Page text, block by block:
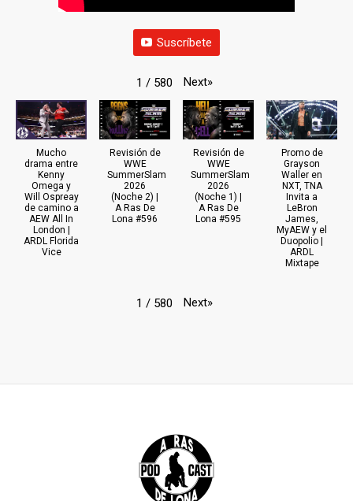
Suscríbete
1 / 580 Next»
Mucho
drama entre
Kenny
Omega y
Will Ospreay
de camino a
AEW All In
London |
ARDL Florida
Vice
Revisión de
WWE
SummerSlam
2026
(Noche 2) |
A Ras De
Lona #596
Revisión de
WWE
SummerSlam
2026
(Noche 1) |
A Ras De
Lona #595
Promo de
Grayson
Waller en
NXT, TNA
Invita a
LeBron
James,
MyAEW y el
Duopolio |
ARDL
Mixtape
1 / 580 Next»